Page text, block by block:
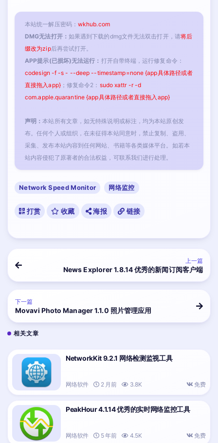
本站统一解压密码： wkhub.com
DMG无法打开： 如果遇到下载的dmg文件无法双击打开，请将后
缀改为zip后再尝试打开。
APP提示(已损坏)无法运行： 打开自带终端，运行修复命令：
codesign -f -s - --deep --timestamp=none {app具体路径或者
直接拖入app}；修复命令2： sudo xattr -r -d
com.apple.quarantine {app具体路径或者直接拖入app}
声明：本站所有文章，如无特殊说明或标注，均为本站原创发
布。任何个人或组织，在未征得本站同意时，禁止复制、盗用、
采集、发布本站内容到任何网站、书籍等各类媒体平台。如若本
站内容侵犯了原著者的合法权益，可联系我们进行处理。
Network Speed Monitor 网络监控
打赏 收藏 海报 链接
上一篇
News Explorer 1.8.14 优秀的新闻订阅客户端
下一篇
Movavi Photo Manager 1.1.0 照片管理应用
相关文章
NetworkKit 9.2.1 网络检测监视工具
网络软件 2 月前 3.8K 免费
PeakHour 4.1.14 优秀的实时网络监控工具
网络软件 5 年前 4.5K 免费